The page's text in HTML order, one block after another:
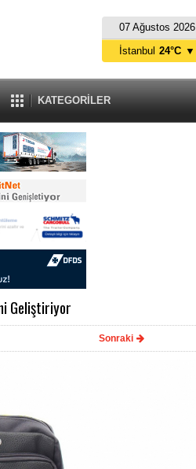
07 Ağustos 2026
KATEGORİLER
İstanbul 24°C ▼
Geliştiriyor
Sonraki